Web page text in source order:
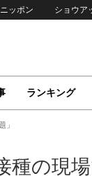
ッポン ショウア
ランキング
」
種の現